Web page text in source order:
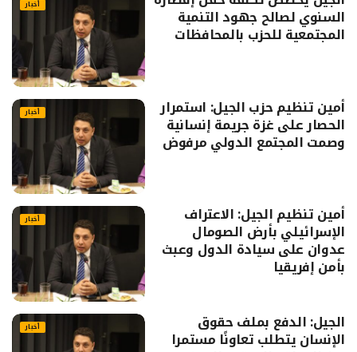
أخبار
السنوي لصالح جهود التنمية
المجتمعية للحزب بالمحافظات
أخبار أمين تنظيم حزب الجيل: استمرار
الحصار على غزة جريمة إنسانية
وصمت المجتمع الدولي مرفوض
أخبار أمين تنظيم الجيل: الاعتراف
الإسرائيلي بأرض الصومال
عدوان على سيادة الدول وعبث
بأمن إفريقيا
أخبار الجيل: الدفع بملف حقوق
الإنسان يتطلب تعاونًا مستمرا